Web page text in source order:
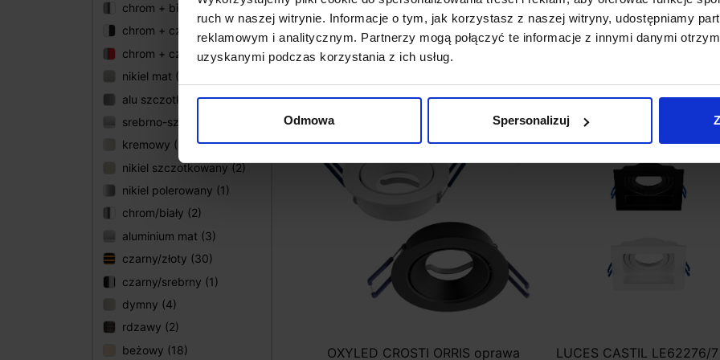
ruch w naszej witrynie. Informacje o tym, jak korzystasz z naszej witryny, udostępniamy
reklamowym i analitycznym. Partnerzy mogą połączyć te informacje z innymi danymi
uzyskanymi podczas korzystania z ich usług.
Odmowa Spersonalizuj
chrom + biały (1)
chrom + czarny (2)
chrom + czerwony (1)
nikiel mat (19)
alu szczotkowane (3)
srebrno-szary (3)
kremowy (4)
nikiel szczotkowany (2)
nikiel polerowany (1)
chrom/biały (2)
aluminium mat (3)
czarny/złoty (30)
czarny/srebrny (1)
dymny (4)
rdzawy (2)
beżowy (18)
49,00 zł
Zobacz szczegóły
52,00 zł 46,80 zł
Zobacz szczegóły
OXYLED CROSTI ORRIS oprawa
LUCES CASTIL LE62276/7